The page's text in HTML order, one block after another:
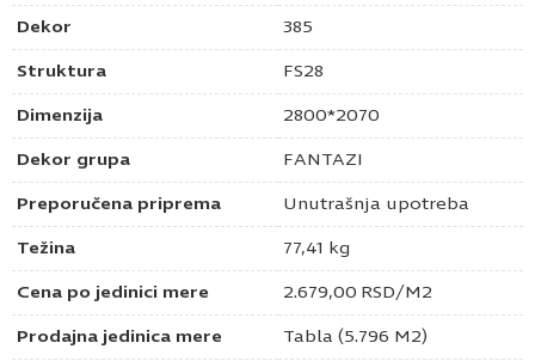
Dekor 385
Struktura FS28
Dimenzija 2800*2070
Dekor grupa FANTAZI
Preporučena priprema Unutrašnja upotreba
Težina 77,41 kg
Cena po jedinici mere 2.679,00 RSD/M2
Prodajna jedinica mere Tabla (5.796 M2)